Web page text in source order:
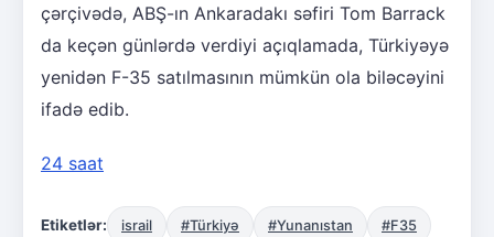
çərçivədə, ABŞ-ın Ankaradakı səfiri Tom Barrack
da keçən günlərdə verdiyi açıqlamada, Türkiyəyə
yenidən F-35 satılmasının mümkün ola biləcəyini
ifadə edib.
24 saat
Etiketlər: israil #Türkiyə #Yunanıstan #F35